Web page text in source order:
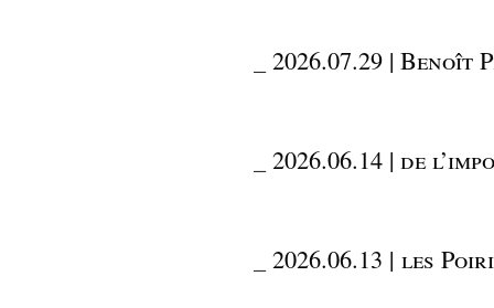
_2026.07.29 |
_2026.06.14 | de
_2026.06.13 | les